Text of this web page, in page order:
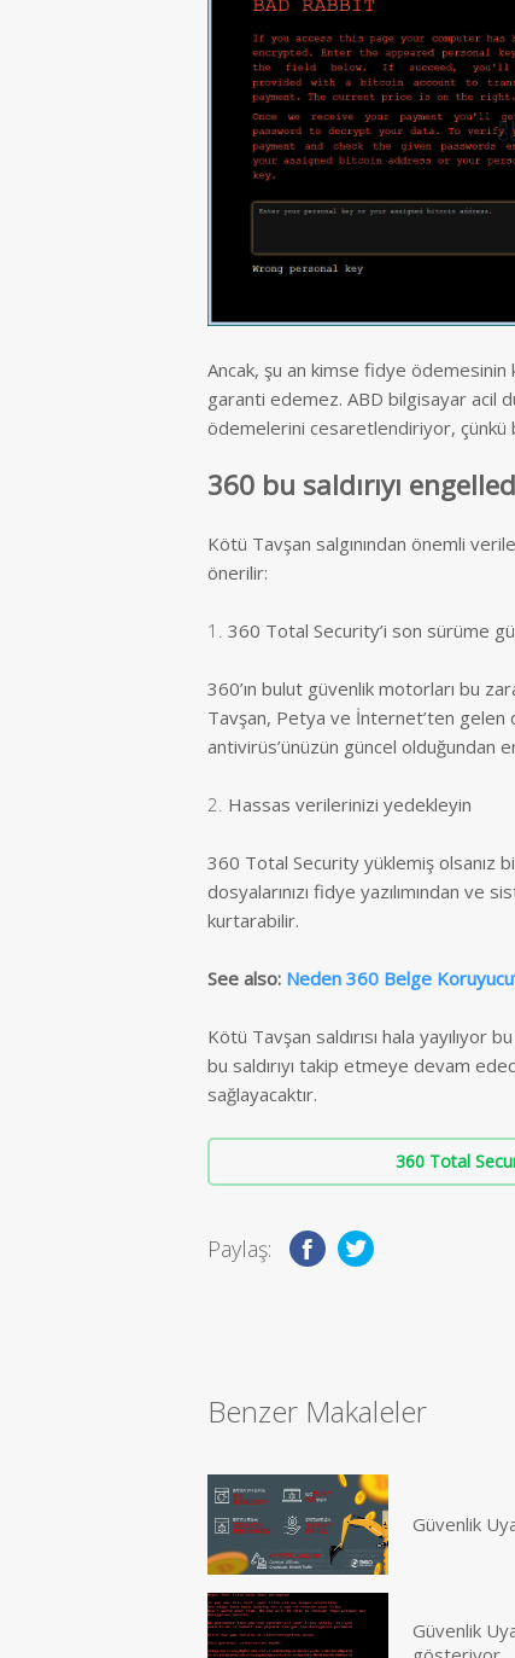
Ancak, şu an kimse fidye
garanti edemez. ABD bilgisayar acil
ödemelerini cesaretlendiriyor, çünkü
360 bu saldırıyı
Kötü Tavşan salgınından önemli
önerilir:
1. 360 Total Security’i son sürüme
360’ın bulut güvenlik motorları bu
Tavşan, Petya ve İnternet’ten
antivirüs’ünüzün güncel olduğundan
2. Hassas verilerinizi yedekleyin
360 Total Security yüklemiş olsanız
dosyalarınızı fidye yazılımından ve
kurtarabilir.
See also: Neden 360 Belge
Kötü Tavşan saldırısı hala
bu saldırıyı takip etmeye devam
sağlayacaktır.
360 Total
Paylaş:
Benzer Makaleler
Güvenlik
Güvenlik